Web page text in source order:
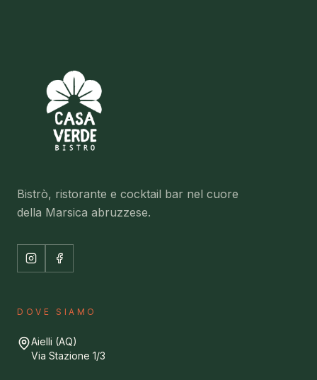
Bistrò, ristorante e cocktail bar nel cuore
della Marsica abruzzese.
DOVE SIAMO
Aielli (AQ)
Via Stazione 1/3